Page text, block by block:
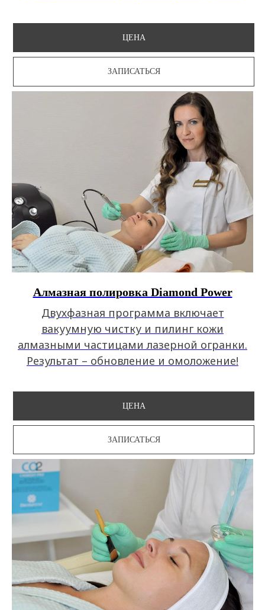
ЦЕНА
ЗАПИСАТЬСЯ
Алмазная полировка Diamond Power
Двухфазная программа включает
вакуумную чистку и пилинг кожи
алмазными частицами лазерной огранки.
Результат – обновление и омоложение!
ЦЕНА
ЗАПИСАТЬСЯ